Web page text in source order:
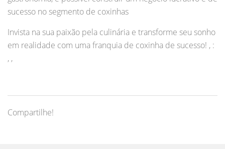
sucesso no segmento de coxinhas
Invista na sua paixão pela culinária e transforme seu sonho
em realidade com uma franquia de coxinha de sucesso! , :
, ,
Compartilhe!